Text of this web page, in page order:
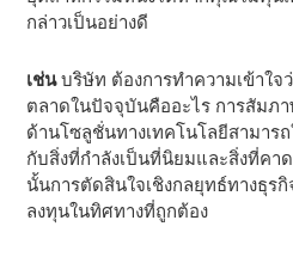
กล่าวเป็นอย่างดี
เช่นบริษัท ต้องการทําความเข้าใจ
ตลาดในปัจจุบันคืออะไร การสัมภ
ด้านโซลูชั่นทางเทคโนโลยีสามาร
กับสิ่งที่กําลังเป็นที่นิยมและสิ่งที่คา
นั้นการตัดสินใจเชิงกลยุทธ์ทางธุร
ลงทุนในทิศทางที่ถูกต้อง